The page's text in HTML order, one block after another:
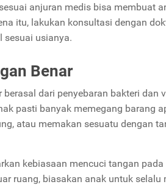
anjuran medis bisa membuat
itu, lakukan konsultasi dengan
sesuai usianya.
Benar
dari penyebaran bakteri dan
pasti banyak memegang barang
atau memakan sesuatu dengan
kebiasaan mencuci tangan pada
ruang, biasakan anak untuk selalu